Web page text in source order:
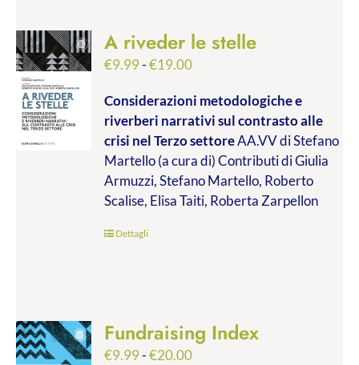
A riveder le stelle
€9.99-€19.00Fascia
prezzo:
da
€9.99
a
€19.00
Considerazioni metodologiche e
riverberi narrativi sul contrasto alle
crisi nel Terzo settoreAA.VV di Stefano
Martello (a cura di) Contributi di Giulia
Armuzzi, Stefano Martello, Roberto
Scalise, Elisa Taiti, Roberta Zarpellon
Dettagli
Fundraising Index
€9.99-€20.00Fascia